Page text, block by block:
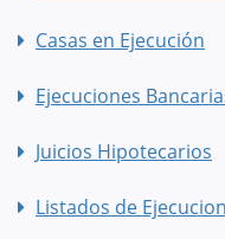
Casas en Ejecución
Ejecuciones
Juicios Hipotecarios
Listados de